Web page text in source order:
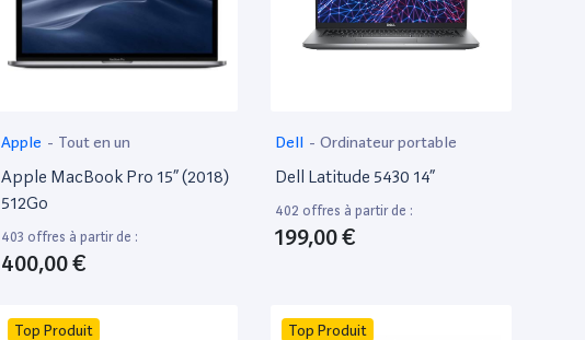
Apple - Tout en un
Apple MacBook Pro 15” (2018)
512Go
403 offres à partir de :
400,00 €
Dell - Ordinateur portable
Dell Latitude 5430 14”
402 offres à partir de :
199,00 €
Top Produit Top Produit